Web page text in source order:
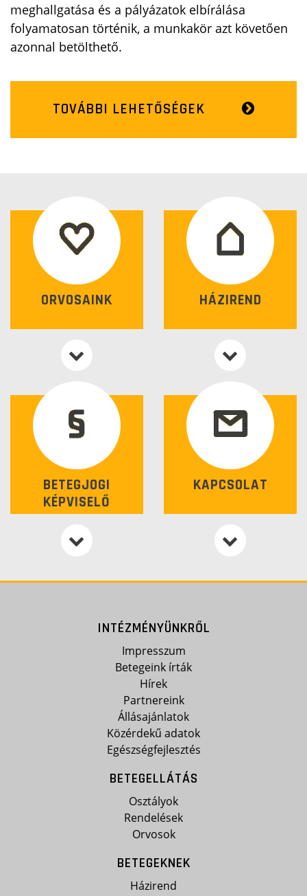
meghallgatása és a pályázatok elbírálása
folyamatosan történik, a munkakör azt követően
azonnal betölthető.
TOVÁBBI LEHETŐSÉGEK
ORVOSAINK HÁZIREND
BETEGJOGI
KÉPVISELŐ
KAPCSOLAT
INTÉZMÉNYÜNKRŐL
Impresszum
Betegeink írták
Hírek
Partnereink
Állásajánlatok
Közérdekű adatok
Egészségfejlesztés
BETEGELLÁTÁS
Osztályok
Rendelések
Orvosok
BETEGEKNEK
Házirend